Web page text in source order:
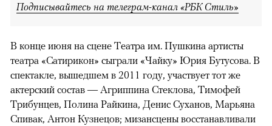
Подписывайтесь на телеграм-канал «РБК Стиль»
В конце июня на сцене Театра им. Пушкина артисты
театра «Сатирикон» сыграли «Чайку» Юрия Бутусова. В
спектакле, вышедшем в 2011 году, участвует тот же
актерский состав — Агриппина Стеклова, Тимофей
Трибунцев, Полина Райкина, Денис Суханов, Марьяна
Спивак, Антон Кузнецов; мизансцены восстанавливали